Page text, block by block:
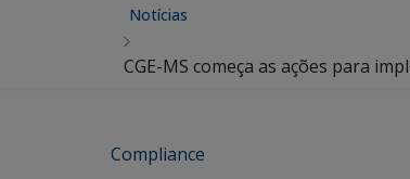
Notícias
CGE-MS começa as ações para
Compliance